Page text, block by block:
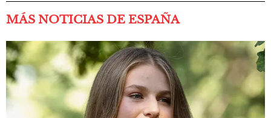
MÁS NOTICIAS DE ESPAÑA